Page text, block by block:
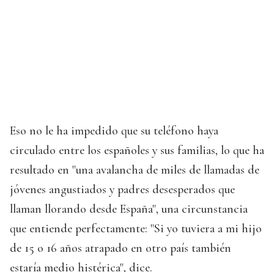
Eso no le ha impedido que su teléfono haya
circulado entre los españoles y sus familias, lo que ha
resultado en "una avalancha de miles de llamadas de
jóvenes angustiados y padres desesperados que
llaman llorando desde España", una circunstancia
que entiende perfectamente: "Si yo tuviera a mi hijo
de 15 o 16 años atrapado en otro país también
estaría medio histérica", dice.